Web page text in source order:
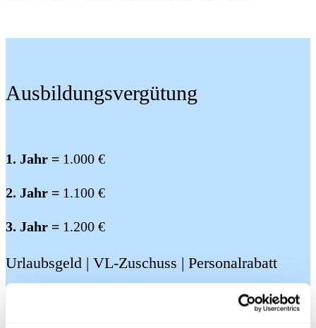
Ausbildungsvergütung
1. Jahr = 1.000 €
2. Jahr = 1.100 €
3. Jahr = 1.200 €
Urlaubsgeld | VL-Zuschuss | Personalrabatt